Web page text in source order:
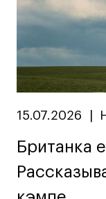
15.07.2026
Британка